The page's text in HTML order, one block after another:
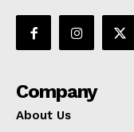
Company
About Us